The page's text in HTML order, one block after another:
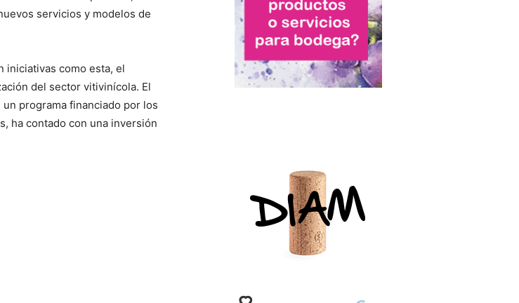
servicios y modelos de
iniciativas como esta, el
del sector vitivinícola. El
un programa financiado por los
ha contado con una inversión